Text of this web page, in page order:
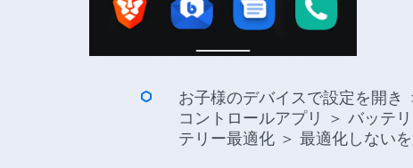
お子様のデバイスで設定を開
コントロールアプリ ＞ バッテ
テリー最適化 ＞ 最適化しないを